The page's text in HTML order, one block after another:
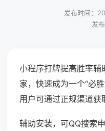
发布时间：
发
小程序打牌提高胜率辅
家，快速成为一个“必
用户可通过正规渠道获
辅助安装，可QQ搜索